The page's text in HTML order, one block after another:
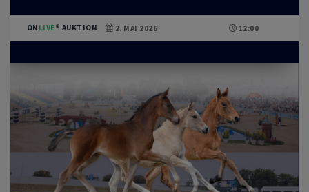
ON LIVE AUKTION 2. MAI 2026 12:00